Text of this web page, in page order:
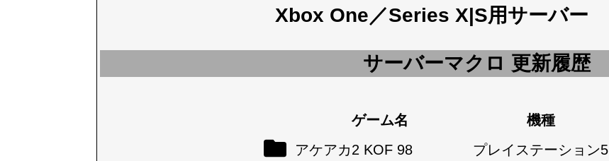
Xbox One／Series X|S用サーバー
サーバーマクロ 更新履歴
ゲーム名 機種
アケアカ2 KOF 98
プレイステーション5